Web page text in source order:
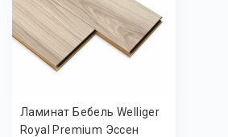
Ламинат Бебель Welliger
Royal Premium Эссен